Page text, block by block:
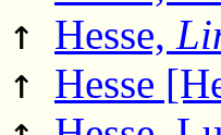
↑ Hesse,
↑ Hesse